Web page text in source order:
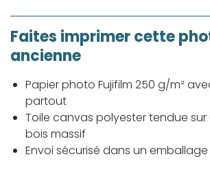
Faites imprimer cette
ancienne
Papier photo Fujifilm 250 g/m²
partout
Toile canvas polyester tendue sur
bois massif
Envoi sécurisé dans un